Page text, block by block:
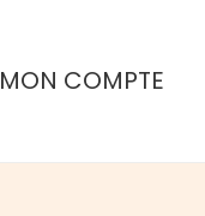
MON COMPTE